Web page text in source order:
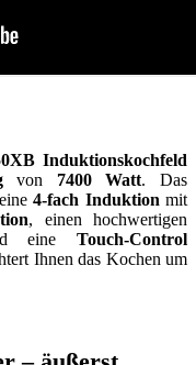
Induktionskochfeld
von 7400 Watt. Das
4-fach Induktionmit
, einen hochwertigen
eineTouch-Control
Ihnen das Kochen um